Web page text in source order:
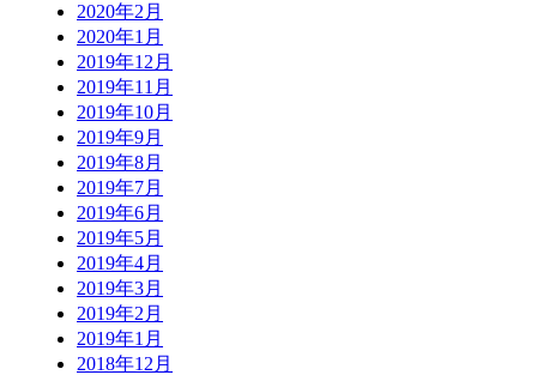
2020年2月
2020年1月
2019年12月
2019年11月
2019年10月
2019年9月
2019年8月
2019年7月
2019年6月
2019年5月
2019年4月
2019年3月
2019年2月
2019年1月
2018年12月